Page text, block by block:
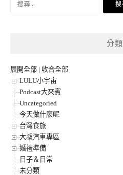
分類
展開全部 | 收合全部
LULU小宇宙
Podcast大來賓
Uncategoried
今天做什麼呢
台灣食旅
大叔汽車專區
婚禮準備
日子＆日常
未分類